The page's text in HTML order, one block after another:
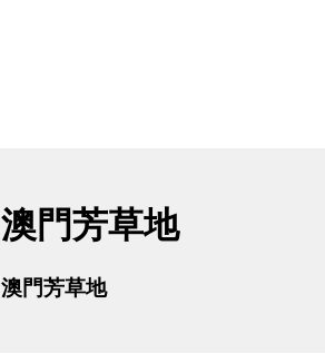
澳門芳草地
澳門芳草地